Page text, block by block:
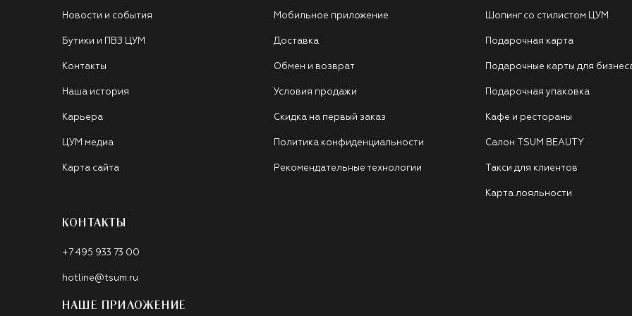
Новости и события
Бутики и ПВЗ ЦУМ
Контакты
Наша история
Карьера
ЦУМ медиа
Карта сайта
Мобильное приложение
Доставка
Обмен и возврат
Условия продажи
Скидка на первый заказ
Политика конфиденциальности
Рекомендательные технологии
Шопинг со стилистом ЦУМ
Подарочная карта
Подарочные карты для
Подарочная упаковка
Кафе и рестораны
Салон TSUM BEAUTY
Такси для клиентов
Карта лояльности
КОНТАКТЫ
+7 495 933 73 00
hotline@tsum.ru
НАШЕ ПРИЛОЖЕНИЕ